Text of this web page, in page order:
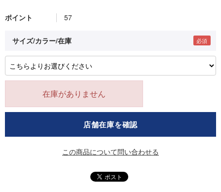
ポイント 57
サイズ/カラー/在庫
在庫がありません
店舗在庫を確認
この商品について問い合わせる